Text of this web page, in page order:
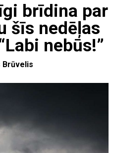
brīdina par
šīs nedēļas
nebūs!”
Brūvelis